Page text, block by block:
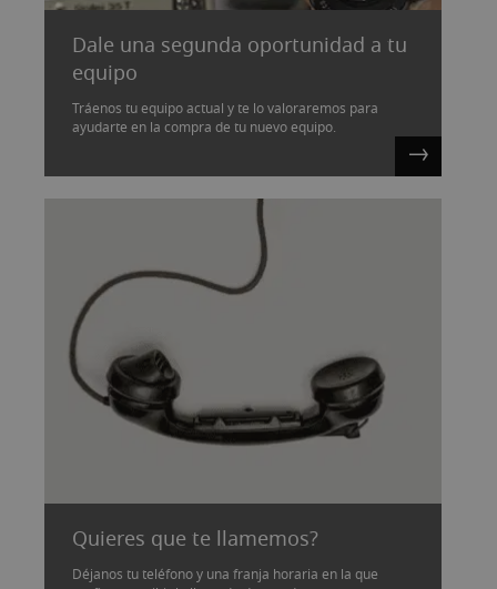
Dale una segunda oportunidad a tu
equipo
Tráenos tu equipo actual y te lo valoraremos para
ayudarte en la compra de tu nuevo equipo.
Quieres que te llamemos?
Déjanos tu teléfono y una franja horaria en la que